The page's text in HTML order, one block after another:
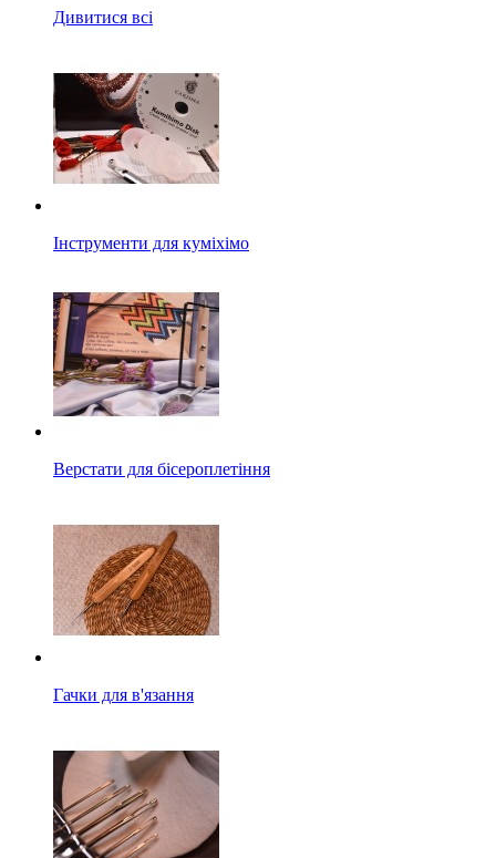
Дивитися всі
Інструменти для куміхімо
Верстати для бісероплетіння
Гачки для в'язання